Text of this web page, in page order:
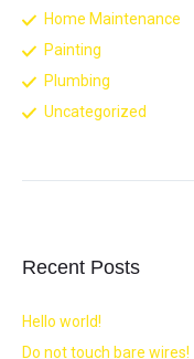
Home Maintenance
Painting
Plumbing
Uncategorized
Recent Posts
Hello world!
Do not touch bare wires!